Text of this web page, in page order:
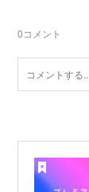
0コメント